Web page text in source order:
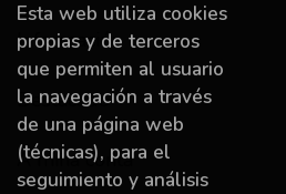
Información
Destacado
A miña conta
Esta web utiliza cookies
propias y de terceros
que permiten al usuario
la navegación a través
de una página web
(técnicas), para el
seguimiento y análisis